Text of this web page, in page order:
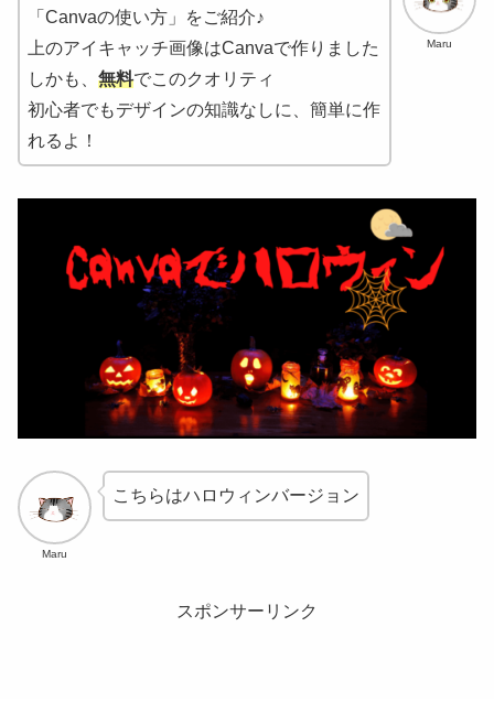
Maru
「Canvaの使い方」をご紹介♪
上のアイキャッチ画像はCanvaで作りました
しかも、 無料でこのクオリティ
初心者でもデザインの知識なしに、簡単に作
れるよ！
Maru
こちらはハロウィンバージョン
スポンサーリンク